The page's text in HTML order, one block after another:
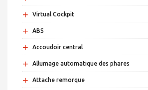
+ Virtual Cockpit
+ ABS
+ Accoudoir central
+ Allumage automatique des phares
+ Attache remorque